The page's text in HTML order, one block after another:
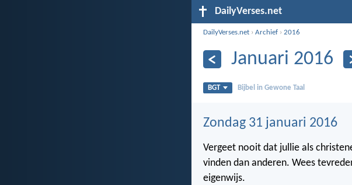
DailyVerses.net
DailyVerses.net ›Archief ›2016
Januari 2016
BGT Bijbel in Gewone Taal
Zondag 31 januari 2016
Vergeet nooit dat jullie als
vinden dan anderen. Wees
eigenwijs.